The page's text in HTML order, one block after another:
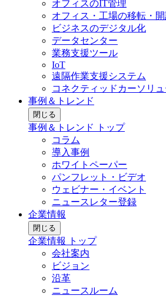
オフィスのIT管理
オフィス・工場の移転・開
ビジネスのデジタル化
データセンター
業務支援ツール
IoT
遠隔作業支援システム
コネクティッドカーソリ
事例＆トレンド
閉じる
事例＆トレンド トップ
コラム
導入事例
ホワイトペーパー
パンフレット・ビデオ
ウェビナー・イベント
ニュースレター登録
企業情報
閉じる
企業情報 トップ
会社案内
ビジョン
沿革
ニュースルーム